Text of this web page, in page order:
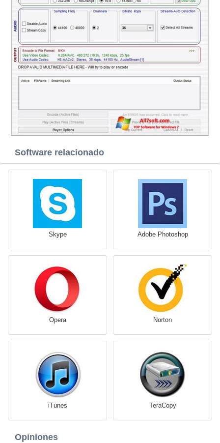
Software relacionado
Skype Adobe Photoshop
Opera Norton
iTunes TeraCopy
Opiniones